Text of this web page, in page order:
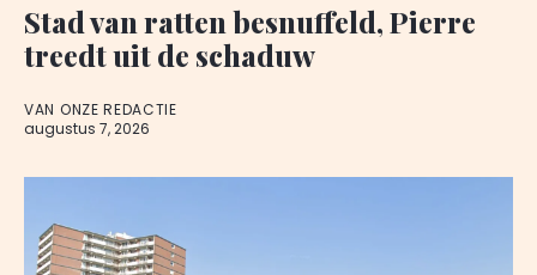
Stad van ratten besnuffeld, Pierre
treedt uit de schaduw
VAN ONZE REDACTIE
augustus 7, 2026